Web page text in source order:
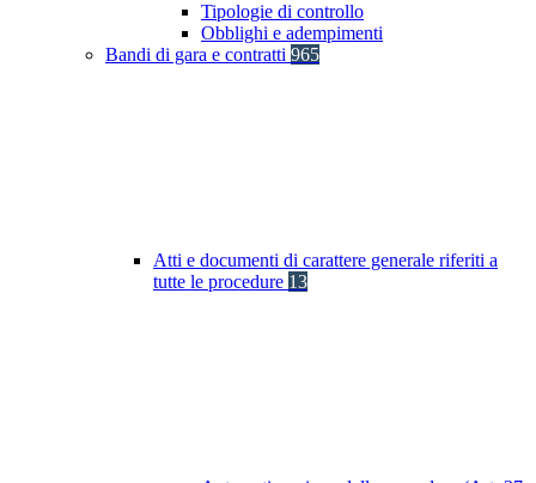
Tipologie di controllo
Obblighi e adempimenti
Bandi di gara e contratti 965
Atti e documenti di carattere generale riferiti a
tutte le procedure 13